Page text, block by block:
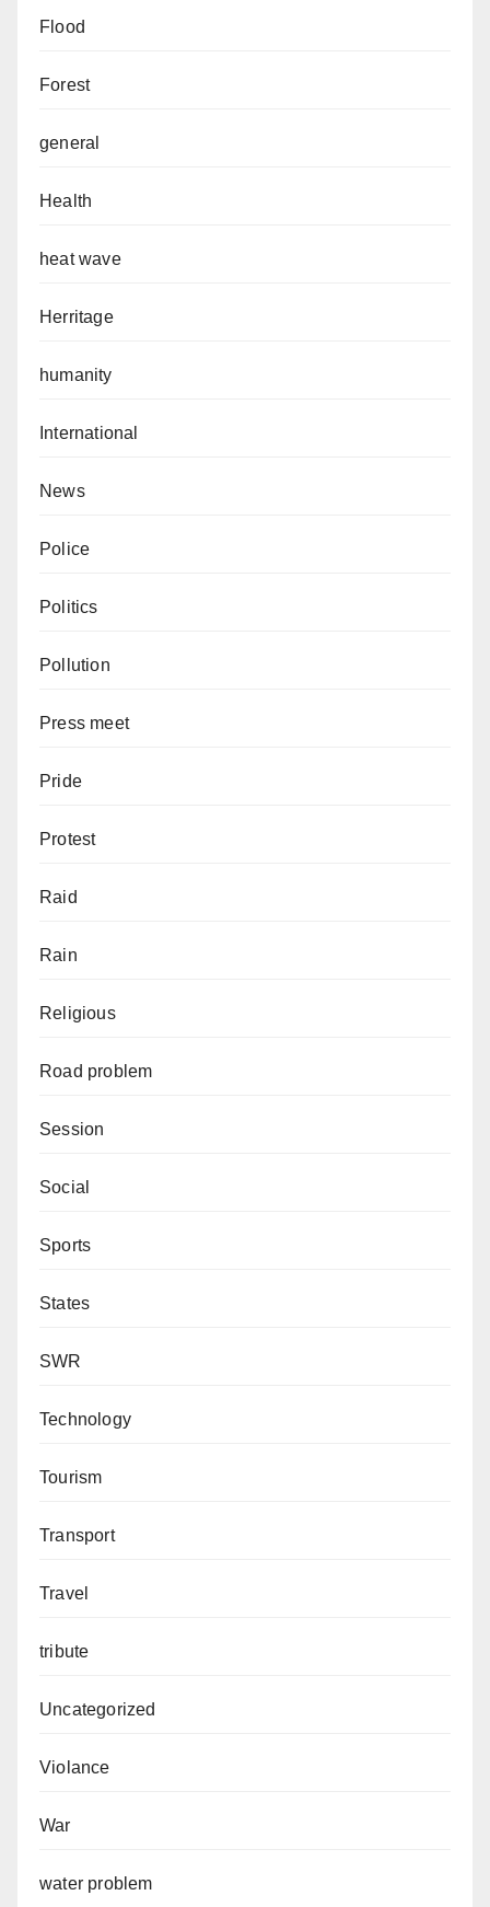
Flood
Forest
general
Health
heat wave
Herritage
humanity
International
News
Police
Politics
Pollution
Press meet
Pride
Protest
Raid
Rain
Religious
Road problem
Session
Social
Sports
States
SWR
Technology
Tourism
Transport
Travel
tribute
Uncategorized
Violance
War
water problem